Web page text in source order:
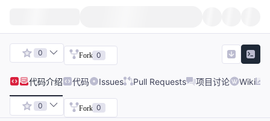
0 Fork 0
代码介绍 代码 Issues Pull Requests 项目讨论 Wiki
0 Fork 0